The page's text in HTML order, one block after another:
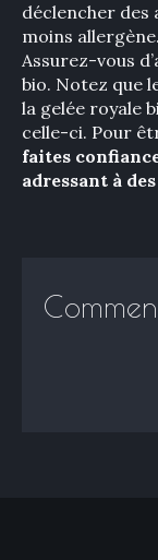
déclencher des
moins
Assurez-vous
bio. Notez que
la gelée royale
celle-ci. Pour
faites
adressant à